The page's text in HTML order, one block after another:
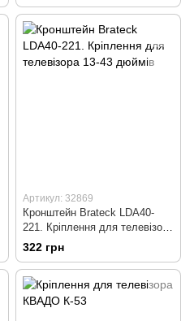
Артикул: 32869
Кронштейн Brateck LDA40-
221. Кріплення для телевізора
13-43 дюймів
322 грн